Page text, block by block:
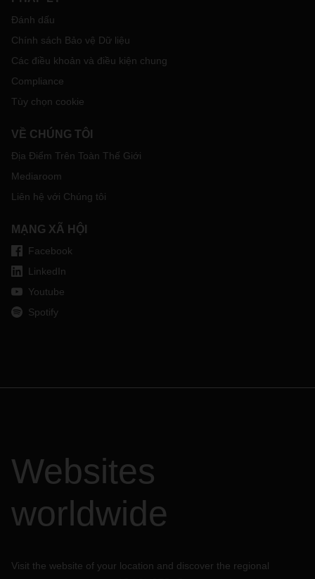
Đánh dấu
Chính sách Bảo vệ Dữ liệu
Các điều khoản và điều kiện chung
Compliance
Tùy chọn cookie
VỀ CHÚNG TÔI
Địa Điểm Trên Toàn Thế Giới
Mediaroom
Liên hệ với Chúng tôi
MẠNG XÃ HỘI
Facebook
LinkedIn
Youtube
Spotify
Websites
worldwide
Visit the website of your location and discover the regional